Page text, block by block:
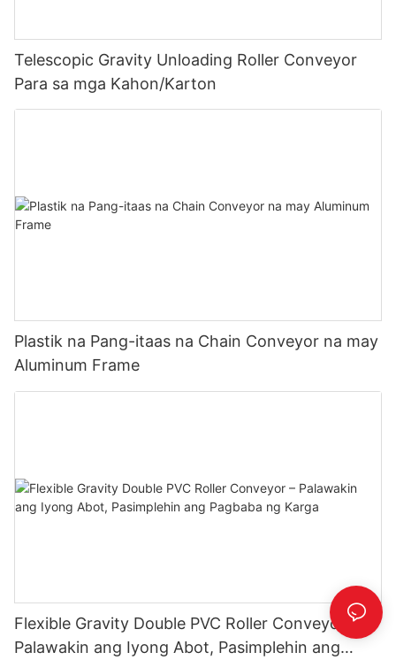
Telescopic Gravity Unloading Roller Conveyor
Para sa mga Kahon/Karton
Plastik na Pang-itaas na Chain Conveyor na may
Aluminum Frame
Flexible Gravity Double PVC Roller Conveyor –
Palawakin ang Iyong Abot, Pasimplehin ang